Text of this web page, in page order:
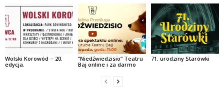
Wolski Korowód – 20.
edycja.
”Niedźwiedzisio” Teatru
Baj online i za darmo
71. urodziny Starówki